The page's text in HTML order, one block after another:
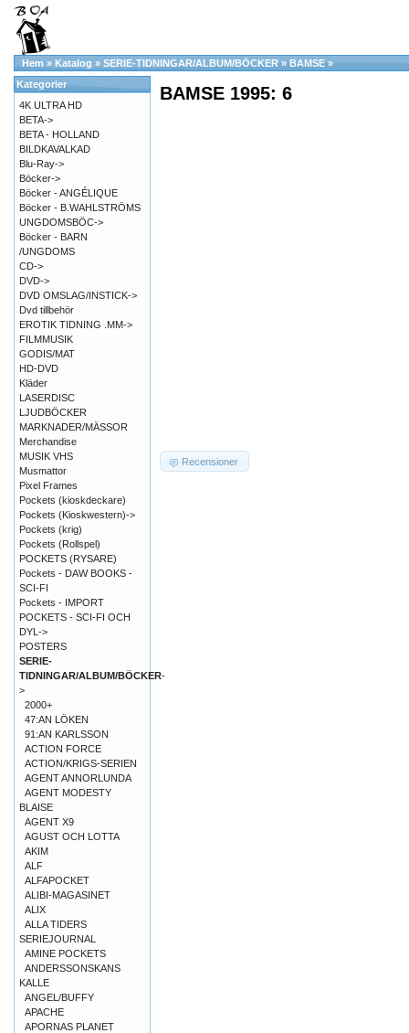
Hem » Katalog » SERIE-TIDNINGAR/ALBUM/BÖCKER » BAMSE »
BAMSE 1995: 6
Recensioner
Kategorier
4K ULTRA HD
BETA->
BETA - HOLLAND
BILDKAVALKAD
Blu-Ray->
Böcker->
Böcker - ANGÉLIQUE
Böcker - B.WAHLSTRÖMS
UNGDOMSBÖC->
Böcker - BARN
/UNGDOMS
CD->
DVD->
DVD OMSLAG/INSTICK->
Dvd tillbehör
EROTIK TIDNING .MM->
FILMMUSIK
GODIS/MAT
HD-DVD
Kläder
LASERDISC
LJUDBÖCKER
MARKNADER/MÄSSOR
Merchandise
MUSIK VHS
Musmattor
Pixel Frames
Pockets (kioskdeckare)
Pockets (Kioskwestern)->
Pockets (krig)
Pockets (Rollspel)
POCKETS (RYSARE)
Pockets - DAW BOOKS -
SCI-FI
Pockets - IMPORT
POCKETS - SCI-FI OCH
DYL->
POSTERS
SERIE-
TIDNINGAR/ALBUM/BÖCKER-
>
2000+
47:AN LÖKEN
91:AN KARLSSON
ACTION FORCE
ACTION/KRIGS-SERIEN
AGENT ANNORLUNDA
AGENT MODESTY
BLAISE
AGENT X9
AGUST OCH LOTTA
AKIM
ALF
ALFAPOCKET
ALIBI-MAGASINET
ALIX
ALLA TIDERS
SERIEJOURNAL
AMINE POCKETS
ANDERSSONSKANS
KALLE
ANGEL/BUFFY
APACHE
APORNAS PLANET